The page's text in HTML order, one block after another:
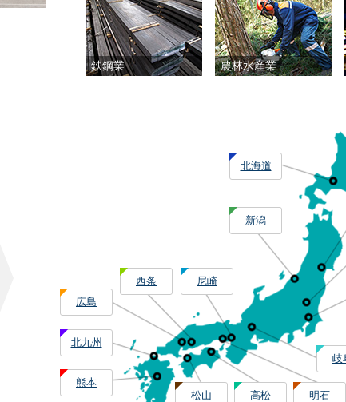
鉄鋼業 農林水産業
北海道
新潟
岐
尼崎
明石
西条
広島
高松
松山
北九州
熊本